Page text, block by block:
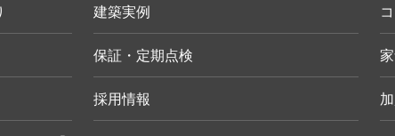
建築実例
保証・定期点検
採用情報